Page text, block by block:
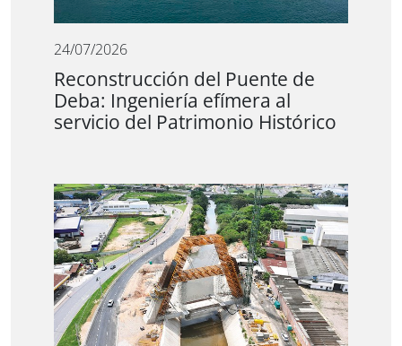
24/07/2026
Reconstrucción del Puente de
Deba: Ingeniería efímera al
servicio del Patrimonio Histórico